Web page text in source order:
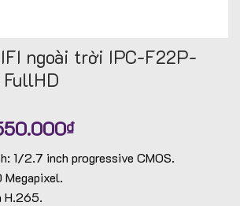
ngoài trời IPC-F22P-
FullHD
₫Giá
tại
1/2.7 inch progressive CMOS.
H.265.